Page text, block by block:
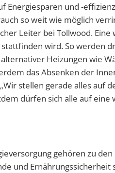
Energiesparen und -
so weit wie möglich
Leiter bei Tollwood.
wird. So werden
Heizungen wie
das Absenken der
stellen gerade alles auf
dürfen sich alle auf
gehören zu
und